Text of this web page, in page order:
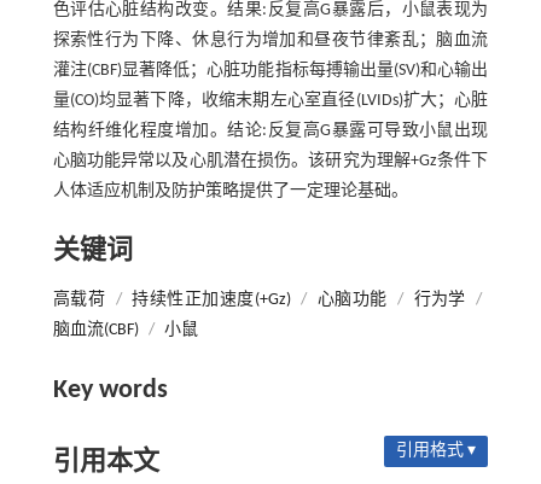
色评估心脏结构改变。结果:反复高G暴露后，小鼠表现为
探索性行为下降、休息行为增加和昼夜节律紊乱；脑血流
灌注(CBF)显著降低；心脏功能指标每搏输出量(SV)和心输出
量(CO)均显著下降，收缩末期左心室直径(LVIDs)扩大；心脏
结构纤维化程度增加。结论:反复高G暴露可导致小鼠出现
心脑功能异常以及心肌潜在损伤。该研究为理解+Gz条件下
人体适应机制及防护策略提供了一定理论基础。
关键词
高载荷 / 持续性正加速度(+Gz) / 心脑功能 / 行为学
/
脑血流(CBF) / 小鼠
Key words
引用本文 引用格式 ▾